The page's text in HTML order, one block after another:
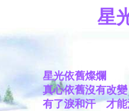
星
星光依舊燦爛
真心依舊沒有改變
有了淚和汗 才能